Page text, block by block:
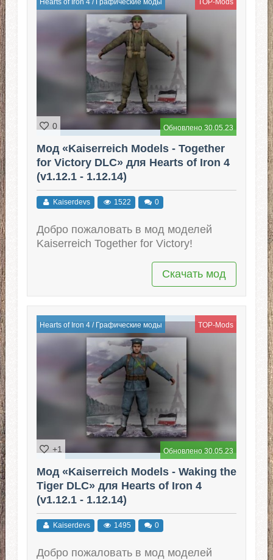
Обновлено 30.05.23
0
Мод «Kaiserreich Models - Together
for Victory DLC» для Hearts of Iron 4
(v1.12.1 - 1.12.14)
Kaiserdevs 1522 0
Добро пожаловать в мод моделей
Kaiserreich Together for Victory!
Скачать мод
Hearts of Iron 4/ Графические моды TOP-Mods
Обновлено 30.05.23
+1
Мод «Kaiserreich Models - Waking the
Tiger DLC» для Hearts of Iron 4
(v1.12.1 - 1.12.14)
Kaiserdevs 1495 0
Добро пожаловать в мод моделей